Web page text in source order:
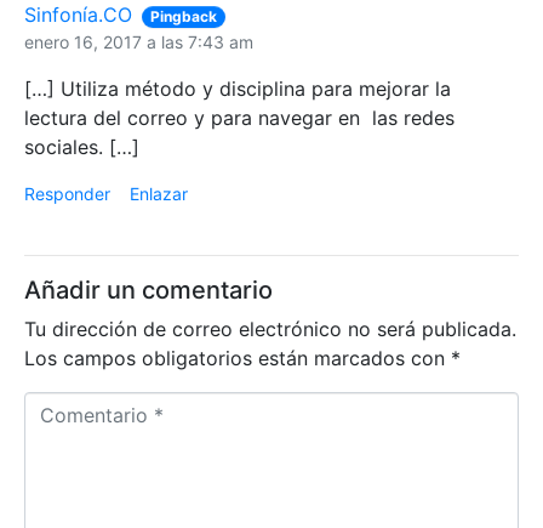
Sinfonía.CO
Pingback
enero 16, 2017 a las 7:43 am
[…] Utiliza método y disciplina para mejorar la
lectura del correo y para navegar en las redes
sociales. […]
Responder Enlazar
Añadir un comentario
Tu dirección de correo electrónico no será publicada.
Los campos obligatorios están marcados con *